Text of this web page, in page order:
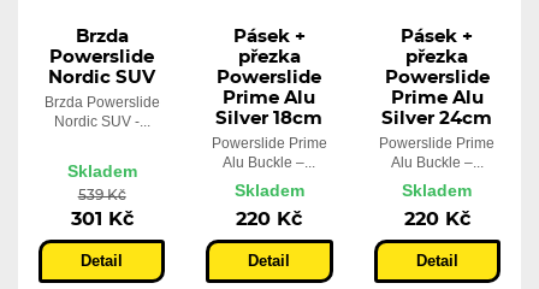
Brzda
Powerslide
Nordic SUV
Brzda Powerslide
Nordic SUV -...
Skladem
539 Kč
301 Kč
Detail
Pásek +
přezka
Powerslide
Prime Alu
Silver 18cm
Powerslide Prime
Alu Buckle –...
Skladem
220 Kč
Detail
Pásek +
přezka
Powerslide
Prime Alu
Silver 24cm
Powerslide Prime
Alu Buckle –...
Skladem
220 Kč
Detail